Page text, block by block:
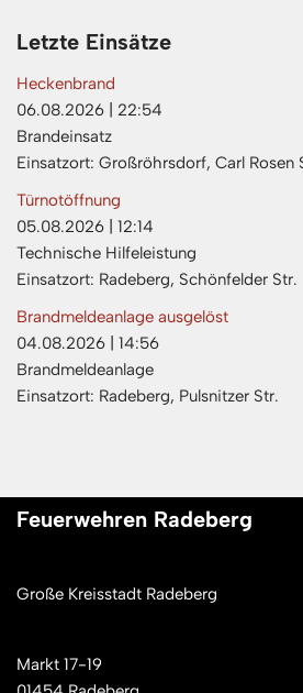
Letzte Einsätze
Heckenbrand
06.08.2026
22:54
Brandeinsatz
Einsatzort: Großröhrsdorf, Carl Rosen
Türnotöffnung
05.08.2026
12:14
Technische Hilfeleistung
Einsatzort: Radeberg, Schönfelder Str.
Brandmeldeanlage ausgelöst
04.08.2026
14:56
Brandmeldeanlage
Einsatzort: Radeberg, Pulsnitzer Str.
Feuerwehren Radeberg
Große Kreisstadt Radeberg
Markt 17-19